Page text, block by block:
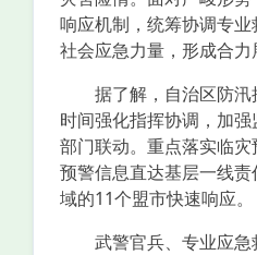
响应机制，统筹协调专
社会应急力量，形成合力
据了解，自治区防汛
时间强化指挥协调，加
部门联动。重点落实临灾
预警信息直达基层一线
域的11个盟市快速响应。
武警官兵、专业应急